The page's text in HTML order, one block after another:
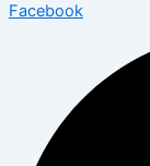
Facebook